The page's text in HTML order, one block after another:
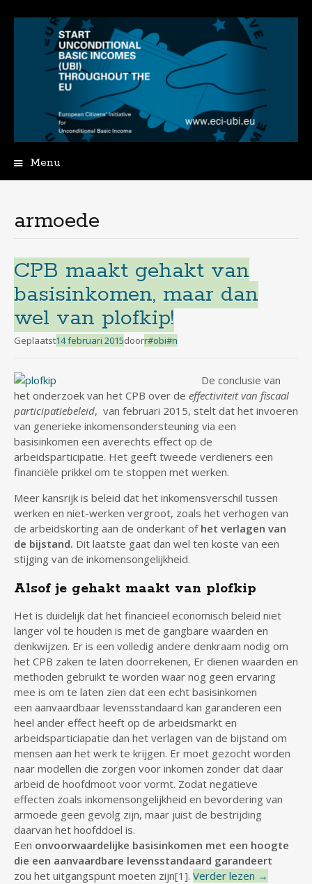
Menu
inhoud
armoede
CPB maakt gehakt van
basisinkomen, maar dan
wel van plofkip!
Geplaatst14 februari 2015doorr#obi#n
De conclusie van
het onderzoek van het CPB over de effectiviteit van fiscaal
participatiebeleid, van februari 2015, stelt dat het invoeren
van generieke inkomensondersteuning via een
basisinkomen een averechts effect op de
arbeidsparticipatie. Het geeft tweede verdieners een
financiële prikkel om te stoppen met werken.
Meer kansrijk is beleid dat het inkomensverschil tussen
werken en niet-werken vergroot, zoals het verhogen van
de arbeidskorting aan de onderkant of het verlagen van
de bijstand. Dit laatste gaat dan wel ten koste van een
stijging van de inkomensongelijkheid.
Alsof je gehakt maakt van plofkip
Het is duidelijk dat het financieel economisch beleid niet
langer vol te houden is met de gangbare waarden en
denkwijzen. Er is een volledig andere denkraam nodig om
het CPB zaken te laten doorrekenen, Er dienen waarden en
methoden gebruikt te worden waar nog geen ervaring
mee is om te laten zien dat een echt basisinkomen
een aanvaardbaar levensstandaard kan garanderen een
heel ander effect heeft op de arbeidsmarkt en
arbeidsparticiapatie dan het verlagen van de bijstand om
mensen aan het werk te krijgen. Er moet gezocht worden
naar modellen die zorgen voor inkomen zonder dat daar
arbeid de hoofdmoot voor vormt. Zodat negatieve
effecten zoals inkomensongelijkheid en bevordering van
armoede geen gevolg zijn, maar juist de bestrijding
daarvan het hoofddoel is.
Een onvoorwaardelijke basisinkomen met een hoogte
die een aanvaardbare levensstandaard garandeert
zou het uitgangspunt moeten zijn[1]. Verder lezen →